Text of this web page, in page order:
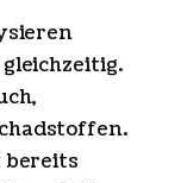
bereits